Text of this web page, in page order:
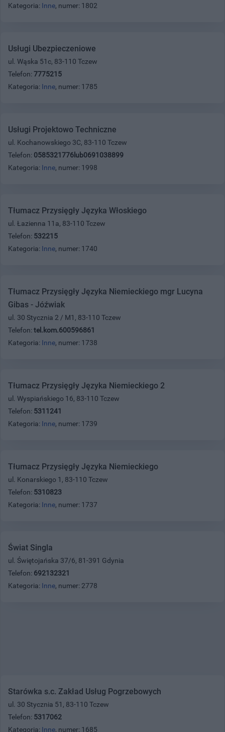
Kategoria: Inne, numer: 1802
Usługi Ubezpieczeniowe
ul. Wąska 51c, 83-110 Tczew
Telefon: 7775215
Kategoria: Inne, numer: 1785
Usługi Projektowo Techniczne
ul. Kochanowskiego 3C, 83-110 Tczew
Telefon: 0585321776lub0691038899
Kategoria: Inne, numer: 1998
Tłumacz Przysięgły Języka Włoskiego
ul. Łazienna 11a, 83-110 Tczew
Telefon: 532215
Kategoria: Inne, numer: 1740
Tłumacz Przysięgły Języka Niemieckiego mgr Lucyna
Gibas - Jóźwiak
ul. 30 Stycznia 2 / M1, 83-110 Tczew
Telefon: tel.kom.600596861
Kategoria: Inne, numer: 1738
Tłumacz Przysięgły Języka Niemieckiego 2
ul. Wyspiańskiego 16, 83-110 Tczew
Telefon: 5311241
Kategoria: Inne, numer: 1739
Tłumacz Przysięgły Języka Niemieckiego
ul. Konarskiego 1, 83-110 Tczew
Telefon: 5310823
Kategoria: Inne, numer: 1737
Świat Singla
ul. Świętojańska 37/6, 81-391 Gdynia
Telefon: 692132321
Kategoria: Inne, numer: 2778
Starówka s.c. Zakład Usług Pogrzebowych
ul. 30 Stycznia 51, 83-110 Tczew
Telefon: 5317062
Kategoria: Inne, numer: 1685